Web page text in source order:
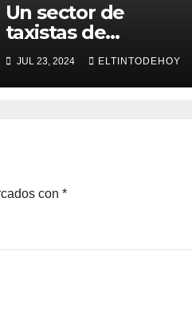
Un sector de
taxistas de
Barranquilla se
suma al paro
nacional
JUL 23, 2024 ELTINTODEHOY
con *